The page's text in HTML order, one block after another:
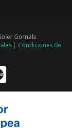
Gornals
| Condiciones de